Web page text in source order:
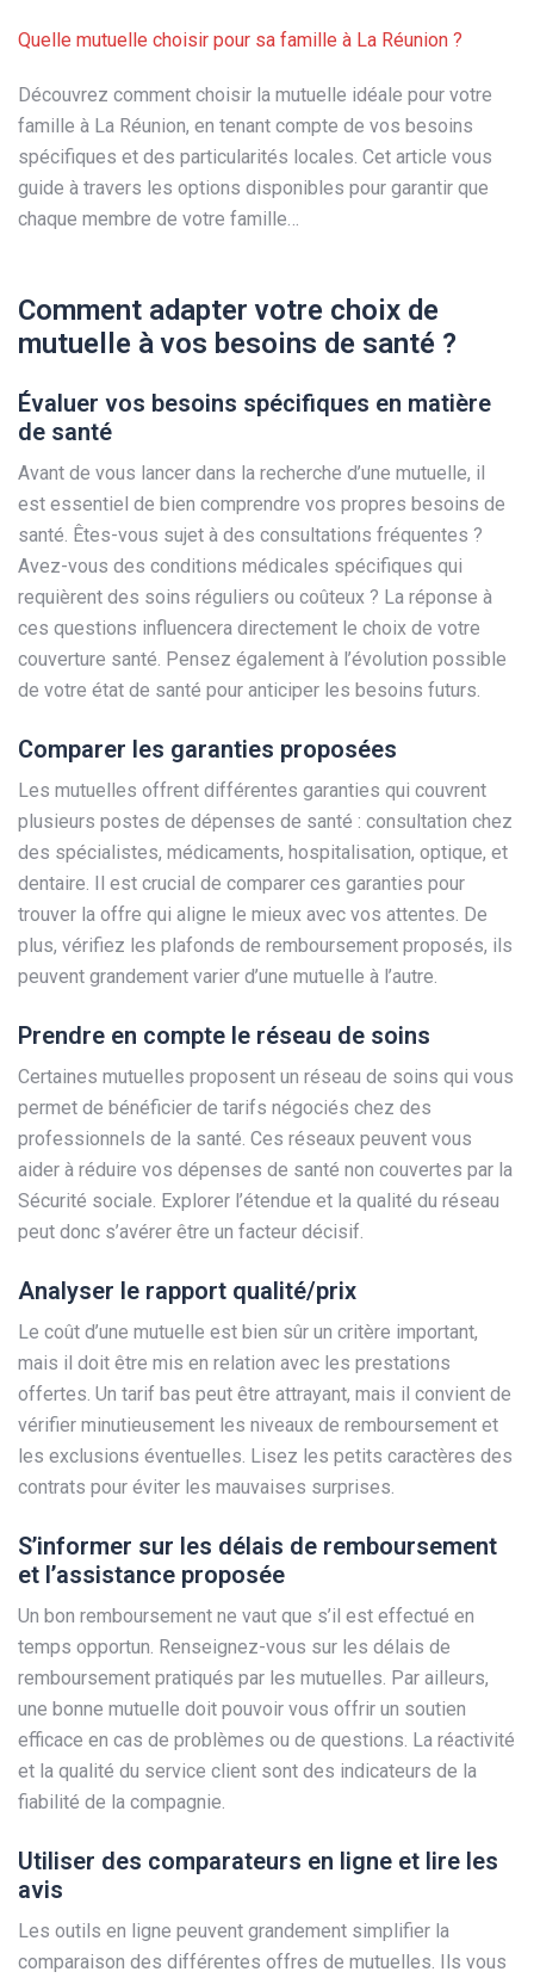
Quelle mutuelle choisir pour sa famille à La Réunion ?
Découvrez comment choisir la mutuelle idéale pour votre
famille à La Réunion, en tenant compte de vos besoins
spécifiques et des particularités locales. Cet article vous
guide à travers les options disponibles pour garantir que
chaque membre de votre famille…
Comment adapter votre choix de
mutuelle à vos besoins de santé ?
Évaluer vos besoins spécifiques en matière
de santé
Avant de vous lancer dans la recherche d’une mutuelle, il
est essentiel de bien comprendre vos propres besoins de
santé. Êtes-vous sujet à des consultations fréquentes ?
Avez-vous des conditions médicales spécifiques qui
requièrent des soins réguliers ou coûteux ? La réponse à
ces questions influencera directement le choix de votre
couverture santé. Pensez également à l’évolution possible
de votre état de santé pour anticiper les besoins futurs.
Comparer les garanties proposées
Les mutuelles offrent différentes garanties qui couvrent
plusieurs postes de dépenses de santé : consultation chez
des spécialistes, médicaments, hospitalisation, optique, et
dentaire. Il est crucial de comparer ces garanties pour
trouver la offre qui aligne le mieux avec vos attentes. De
plus, vérifiez les plafonds de remboursement proposés, ils
peuvent grandement varier d’une mutuelle à l’autre.
Prendre en compte le réseau de soins
Certaines mutuelles proposent un réseau de soins qui vous
permet de bénéficier de tarifs négociés chez des
professionnels de la santé. Ces réseaux peuvent vous
aider à réduire vos dépenses de santé non couvertes par la
Sécurité sociale. Explorer l’étendue et la qualité du réseau
peut donc s’avérer être un facteur décisif.
Analyser le rapport qualité/prix
Le coût d’une mutuelle est bien sûr un critère important,
mais il doit être mis en relation avec les prestations
offertes. Un tarif bas peut être attrayant, mais il convient de
vérifier minutieusement les niveaux de remboursement et
les exclusions éventuelles. Lisez les petits caractères des
contrats pour éviter les mauvaises surprises.
S’informer sur les délais de remboursement
et l’assistance proposée
Un bon remboursement ne vaut que s’il est effectué en
temps opportun. Renseignez-vous sur les délais de
remboursement pratiqués par les mutuelles. Par ailleurs,
une bonne mutuelle doit pouvoir vous offrir un soutien
efficace en cas de problèmes ou de questions. La réactivité
et la qualité du service client sont des indicateurs de la
fiabilité de la compagnie.
Utiliser des comparateurs en ligne et lire les
avis
Les outils en ligne peuvent grandement simplifier la
comparaison des différentes offres de mutuelles. Ils vous